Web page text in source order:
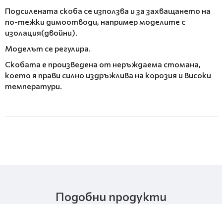
Подсилената скоба се използва и за захващането на
по-тежки димоотводи, например моделите с
изолация(двойни).
Моделът се регулира.
Скобата е произведена от неръждаема стомана,
което я прави силно издръжлива на корозия и високи
температури.
Подобни продукти